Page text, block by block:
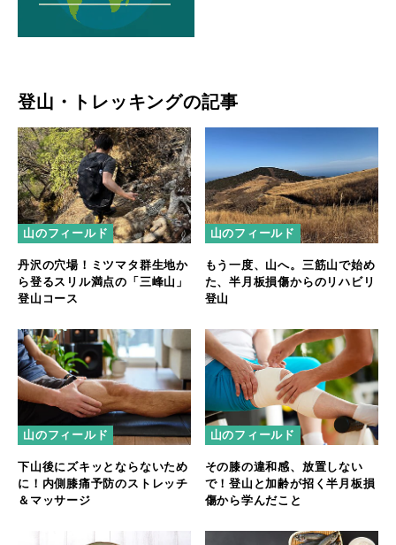
登山・トレッキングの記事
山のフィールド
丹沢の穴場！ミツマタ群生地か
ら登るスリル満点の「三峰山」
登山コース
山のフィールド
もう一度、山へ。三筋山で始め
た、半月板損傷からのリハビリ
登山
山のフィールド
下山後にズキッとならないため
に！内側膝痛予防のストレッチ
＆マッサージ
山のフィールド
その膝の違和感、放置しない
で！登山と加齢が招く半月板損
傷から学んだこと